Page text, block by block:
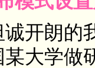
诚开朗的
某大学做